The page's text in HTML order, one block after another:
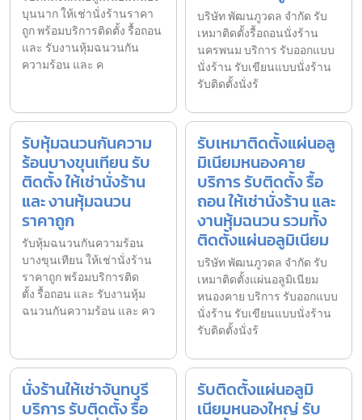
บุนนาก ให้เช่านั่งร้านราคา
ถูก พร้อมบริการติดตั้ง รื้อถอน
และ รับงานหุ้มฉนวนกัน
ความร้อน และ ค
บริษัท พัฒนภูวดล จำกัด รับ
เหมาติดตั้งรื้อถอนนั่งร้าน
นครพนม บริการ รับออกแบบ
นั่งร้าน รับเขียนแบบนั่งร้าน
รับติดตั้งนั่งร้
รับหุ้มฉนวนกันความ
ร้อนบางขุนเทียน รับ
ติดตั้ง ให้เช่านั่งร้าน
และ งานหุ้มฉนวน
ราคาถูก
รับหุ้มฉนวนกันความร้อน
บางขุนเทียน ให้เช่านั่งร้าน
ราคาถูก พร้อมบริการติด
ตั้ง รื้อถอน และ รับงานหุ้ม
ฉนวนกันความร้อน และ คว
รับเหมาติดตั้งแผ่นอลู
มิเนียมหนองคาย
บริการ รับติดตั้ง รื้อ
ถอน ให้เช่านั่งร้าน และ
งานหุ้มฉนวน รวมทั้ง
ติดตั้งแผ่นอลูมิเนียม
บริษัท พัฒนภูวดล จำกัด รับ
เหมาติดตั้งแผ่นอลูมิเนียม
หนองคาย บริการ รับออกแบบ
นั่งร้าน รับเขียนแบบนั่งร้าน
รับติดตั้งนั่งร้
นั่งร้านให้เช่าจันทบุรี
บริการ รับติดตั้ง รื้อ
รับติดตั้งแผ่นอลูมิ
เนียมหนองใหญ่ รับ